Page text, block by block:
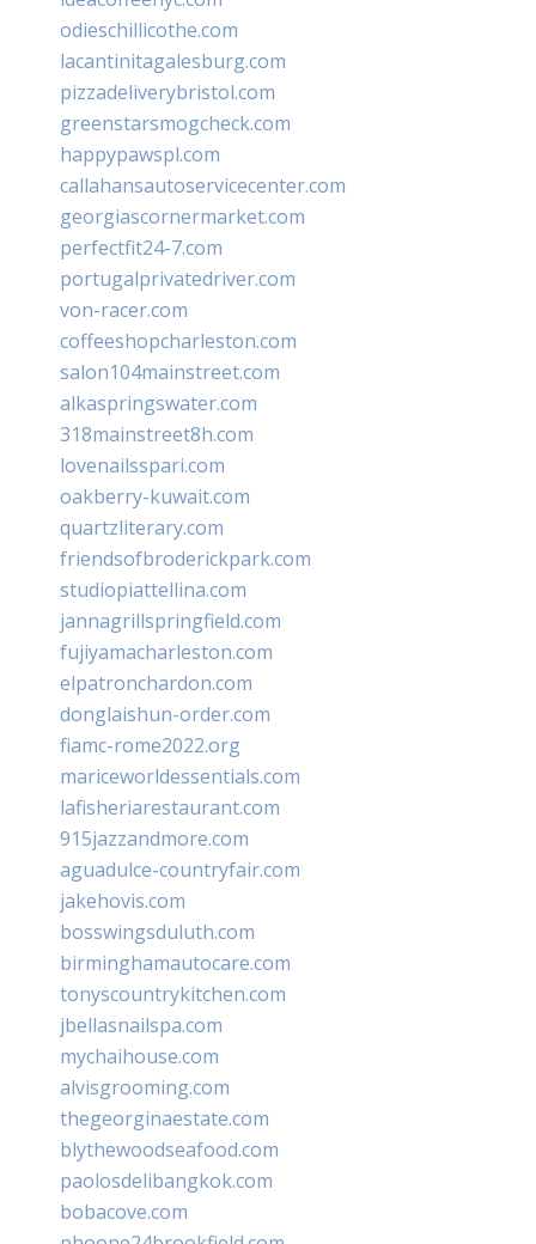
odieschillicothe.com
lacantinitagalesburg.com
pizzadeliverybristol.com
greenstarsmogcheck.com
happypawspl.com
callahansautoservicecenter.com
georgiascornermarket.com
perfectfit24-7.com
portugalprivatedriver.com
von-racer.com
coffeeshopcharleston.com
salon104mainstreet.com
alkaspringswater.com
318mainstreet8h.com
lovenailsspari.com
oakberry-kuwait.com
quartzliterary.com
friendsofbroderickpark.com
studiopiattellina.com
jannagrillspringfield.com
fujiyamacharleston.com
elpatronchardon.com
donglaishun-order.com
fiamc-rome2022.org
mariceworldessentials.com
lafisheriarestaurant.com
915jazzandmore.com
aguadulce-countryfair.com
jakehovis.com
bosswingsduluth.com
birminghamautocare.com
tonyscountrykitchen.com
jbellasnailspa.com
mychaihouse.com
alvisgrooming.com
thegeorginaestate.com
blythewoodseafood.com
paolosdelibangkok.com
bobacove.com